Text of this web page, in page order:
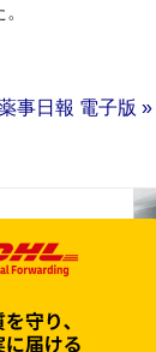
事日報 電子版 »